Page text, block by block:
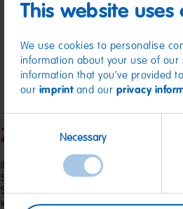
This website uses
We use cookies to personalise
information about your use of
information that you’ve provided
our imprintand our privacy
Selection
Necessary
Zutaten
(D) Fruchtgummi | Zutaten: Zucker;
Sorbitsirup; WEIZENMEHL; Säuerungsmittel:
Säureregulator: Natriumhydrogenmalat;
von Speisefettsäuren; Aroma; Frucht- und